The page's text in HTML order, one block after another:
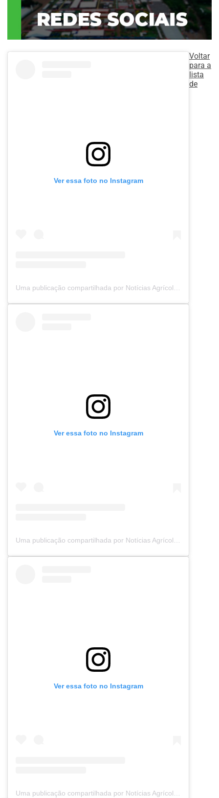
Ver essa foto no Instagram
Ver essa foto no Instagram
Uma publicação compartilhada por Notícias Agrícolas (@noticiasagricolas)
Ver essa foto no Instagram
Voltar
para a
lista
de